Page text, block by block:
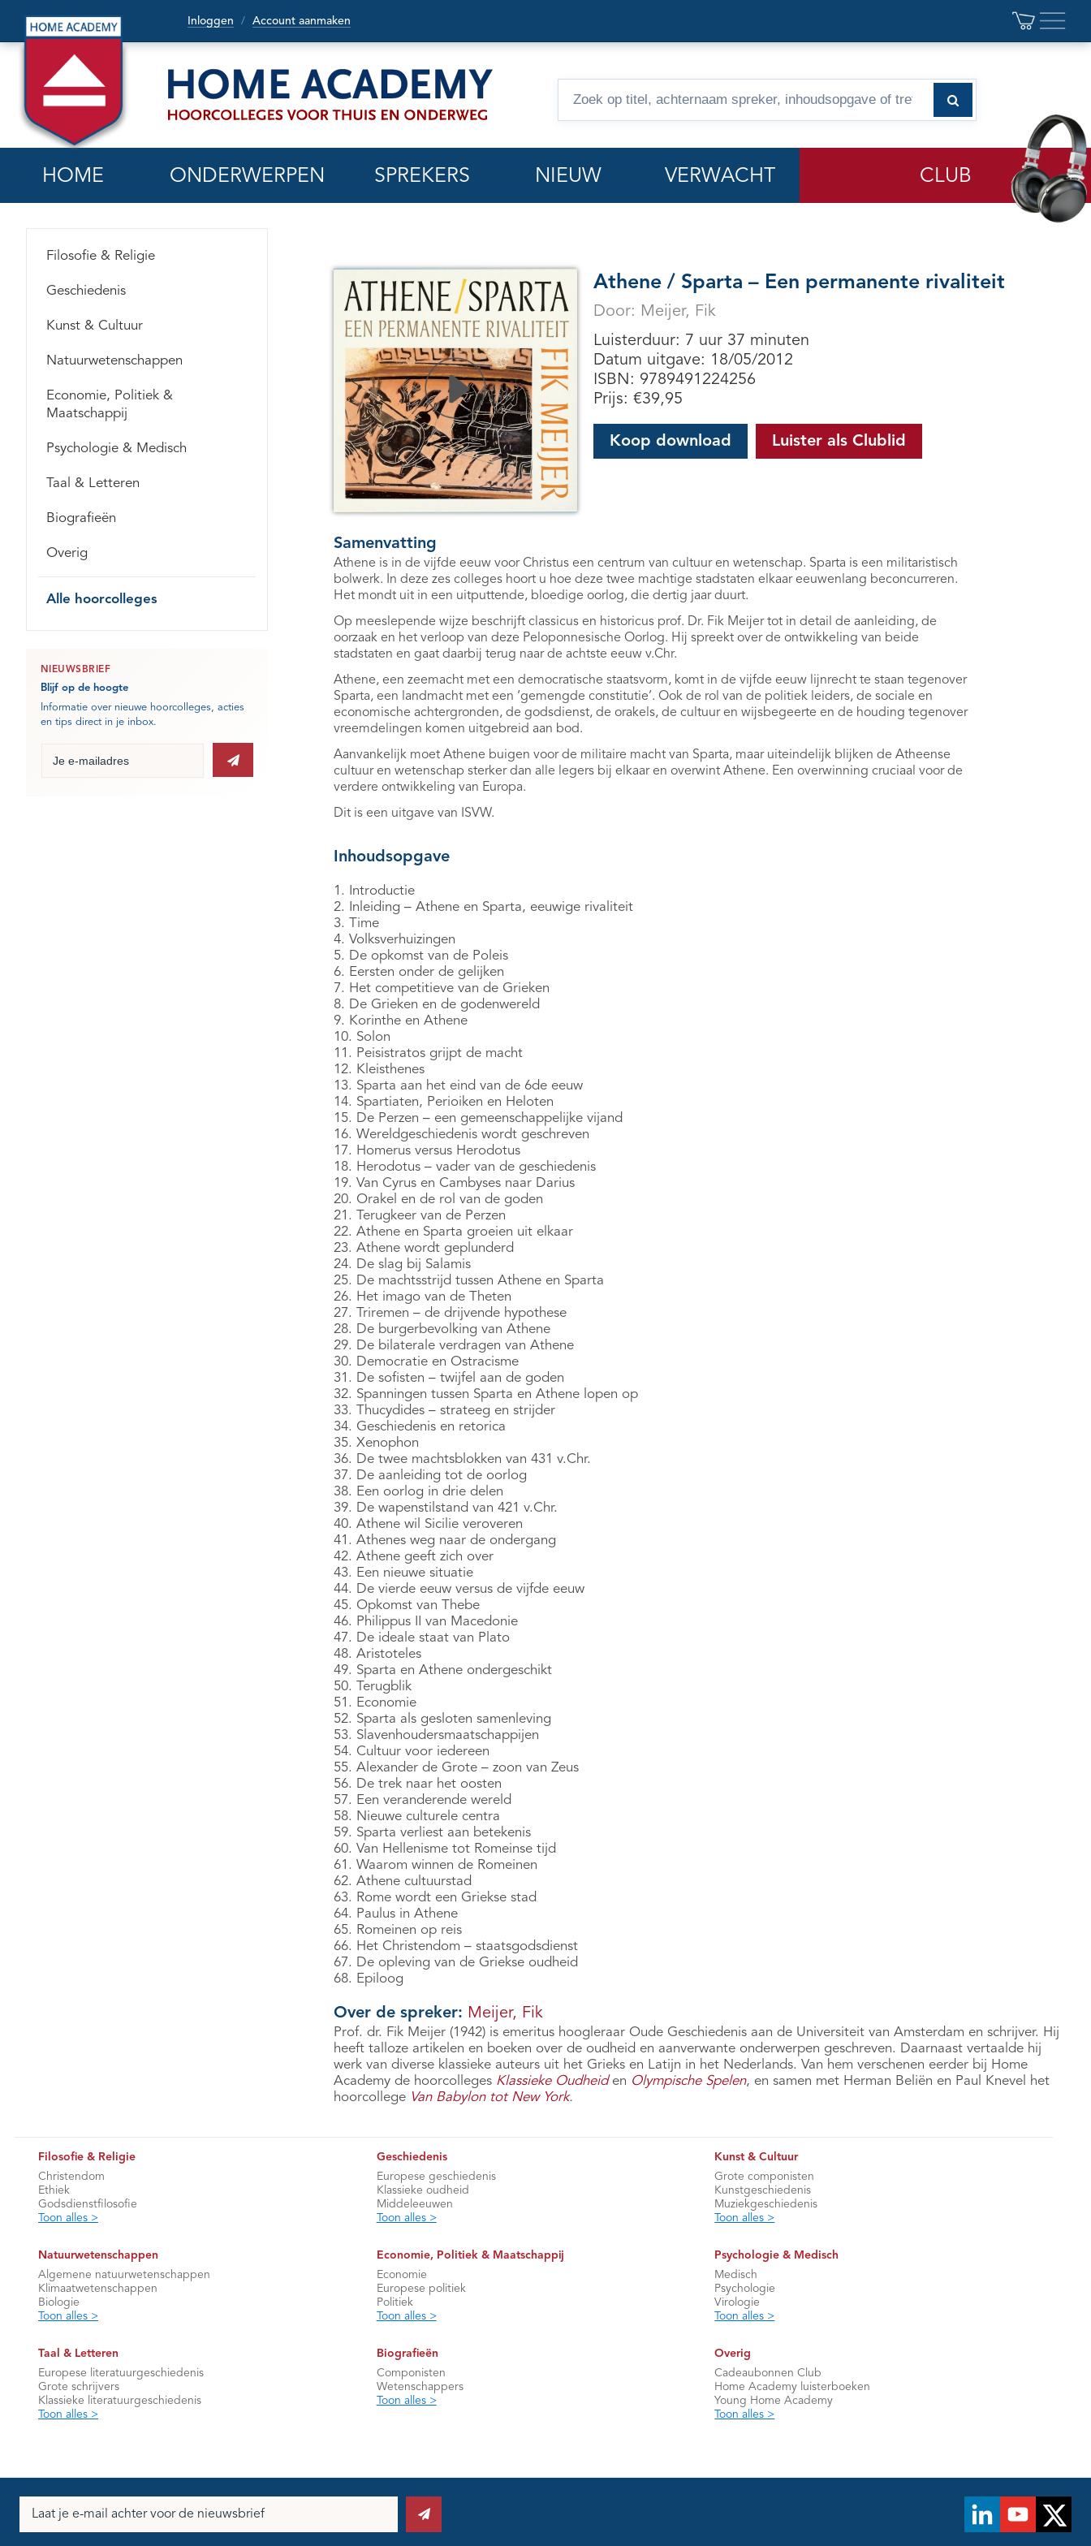
Inloggen / Account aanmaken
HOME ONDERWERPEN SPREKERS NIEUW VERWACHT CLUB
Filosofie & Religie
Geschiedenis
Kunst & Cultuur
Natuurwetenschappen
Economie, Politiek &
Maatschappij
Psychologie & Medisch
Taal & Letteren
Biografieën
Overig
Alle hoorcolleges
NIEUWSBRIEF
Blijf op de hoogte
Informatie over nieuwe hoorcolleges, acties
en tips direct in je inbox.
Athene / Sparta – Een permanente rivaliteit
Door: Meijer, Fik
Luisterduur: 7 uur 37 minuten
Datum uitgave: 18/05/2012
ISBN: 9789491224256
Prijs: €39,95
Koop download Luister als Clublid
Samenvatting
Athene is in de vijfde eeuw voor Christus een centrum van cultuur en wetenschap. Sparta is een militaristisch
bolwerk. In deze zes colleges hoort u hoe deze twee machtige stadstaten elkaar eeuwenlang beconcurreren.
Het mondt uit in een uitputtende, bloedige oorlog, die dertig jaar duurt.
Op meeslepende wijze beschrijft classicus en historicus prof. Dr. Fik Meijer tot in detail de aanleiding, de
oorzaak en het verloop van deze Peloponnesische Oorlog. Hij spreekt over de ontwikkeling van beide
stadstaten en gaat daarbij terug naar de achtste eeuw v.Chr.
Athene, een zeemacht met een democratische staatsvorm, komt in de vijfde eeuw lijnrecht te staan tegenover
Sparta, een landmacht met een ‘gemengde constitutie’. Ook de rol van de politiek leiders, de sociale en
economische achtergronden, de godsdienst, de orakels, de cultuur en wijsbegeerte en de houding tegenover
vreemdelingen komen uitgebreid aan bod.
Aanvankelijk moet Athene buigen voor de militaire macht van Sparta, maar uiteindelijk blijken de Atheense
cultuur en wetenschap sterker dan alle legers bij elkaar en overwint Athene. Een overwinning cruciaal voor de
verdere ontwikkeling van Europa.
Dit is een uitgave van ISVW.
Inhoudsopgave
1. Introductie
2. Inleiding – Athene en Sparta, eeuwige rivaliteit
3. Time
4. Volksverhuizingen
5. De opkomst van de Poleis
6. Eersten onder de gelijken
7. Het competitieve van de Grieken
8. De Grieken en de godenwereld
9. Korinthe en Athene
10. Solon
11. Peisistratos grijpt de macht
12. Kleisthenes
13. Sparta aan het eind van de 6de eeuw
14. Spartiaten, Perioiken en Heloten
15. De Perzen – een gemeenschappelijke vijand
16. Wereldgeschiedenis wordt geschreven
17. Homerus versus Herodotus
18. Herodotus – vader van de geschiedenis
19. Van Cyrus en Cambyses naar Darius
20. Orakel en de rol van de goden
21. Terugkeer van de Perzen
22. Athene en Sparta groeien uit elkaar
23. Athene wordt geplunderd
24. De slag bij Salamis
25. De machtsstrijd tussen Athene en Sparta
26. Het imago van de Theten
27. Triremen – de drijvende hypothese
28. De burgerbevolking van Athene
29. De bilaterale verdragen van Athene
30. Democratie en Ostracisme
31. De sofisten – twijfel aan de goden
32. Spanningen tussen Sparta en Athene lopen op
33. Thucydides – strateeg en strijder
34. Geschiedenis en retorica
35. Xenophon
36. De twee machtsblokken van 431 v.Chr.
37. De aanleiding tot de oorlog
38. Een oorlog in drie delen
39. De wapenstilstand van 421 v.Chr.
40. Athene wil Sicilie veroveren
41. Athenes weg naar de ondergang
42. Athene geeft zich over
43. Een nieuwe situatie
44. De vierde eeuw versus de vijfde eeuw
45. Opkomst van Thebe
46. Philippus II van Macedonie
47. De ideale staat van Plato
48. Aristoteles
49. Sparta en Athene ondergeschikt
50. Terugblik
51. Economie
52. Sparta als gesloten samenleving
53. Slavenhoudersmaatschappijen
54. Cultuur voor iedereen
55. Alexander de Grote – zoon van Zeus
56. De trek naar het oosten
57. Een veranderende wereld
58. Nieuwe culturele centra
59. Sparta verliest aan betekenis
60. Van Hellenisme tot Romeinse tijd
61. Waarom winnen de Romeinen
62. Athene cultuurstad
63. Rome wordt een Griekse stad
64. Paulus in Athene
65. Romeinen op reis
66. Het Christendom – staatsgodsdienst
67. De opleving van de Griekse oudheid
68. Epiloog
Over de spreker: Meijer, Fik
Prof. dr. Fik Meijer (1942) is emeritus hoogleraar Oude Geschiedenis aan de Universiteit van Amsterdam en schrijver. Hij
heeft talloze artikelen en boeken over de oudheid en aanverwante onderwerpen geschreven. Daarnaast vertaalde hij
werk van diverse klassieke auteurs uit het Grieks en Latijn in het Nederlands. Van hem verschenen eerder bij Home
Academy de hoorcolleges Klassieke Oudheiden Olympische Spelen, en samen met Herman Beliën en Paul Knevel het
hoorcollege Van Babylon tot New York.
Filosofie & Religie
Christendom
Ethiek
Godsdienstfilosofie
Toon alles >
Geschiedenis
Europese geschiedenis
Klassieke oudheid
Middeleeuwen
Toon alles >
Kunst & Cultuur
Grote componisten
Kunstgeschiedenis
Muziekgeschiedenis
Toon alles >
Natuurwetenschappen
Algemene natuurwetenschappen
Klimaatwetenschappen
Biologie
Toon alles >
Economie, Politiek & Maatschappij
Economie
Europese politiek
Politiek
Toon alles >
Psychologie & Medisch
Medisch
Psychologie
Virologie
Toon alles >
Taal & Letteren
Europese literatuurgeschiedenis
Grote schrijvers
Klassieke literatuurgeschiedenis
Toon alles >
Biografieën
Componisten
Wetenschappers
Toon alles >
Overig
Cadeaubonnen Club
Home Academy luisterboeken
Young Home Academy
Toon alles >
mailadres